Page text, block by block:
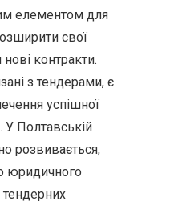
елементом для
свої
контракти.
з тендерами, є
успішної
У Полтавській
розвивається,
юридичного